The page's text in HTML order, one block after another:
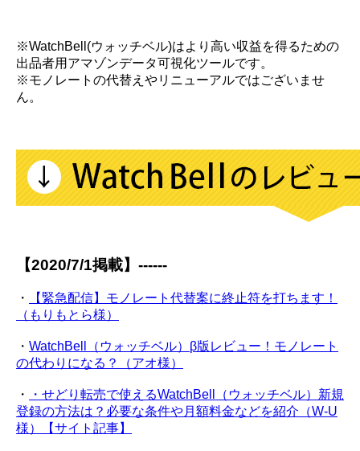
※WatchBell(ウォッチベル)はより高い収益を得るための
出品者用アマゾンデータ可視化ツールです。
※モノレートの代替えやリニューアルではございませ
ん。
【2020/7/1掲載】------
・
【緊急配信】モノレート代替案に終止符を打ちます！
（もりもとら様）
・ WatchBell（ウォッチベル）β版レビュー！モノレート
の代わりになる？（アオ様）
・
・せどり転売で使えるWatchBell（ウォッチベル）新規
登録の方法は？必要な条件や月額料金などを紹介（W-U
様）【サイト記事】